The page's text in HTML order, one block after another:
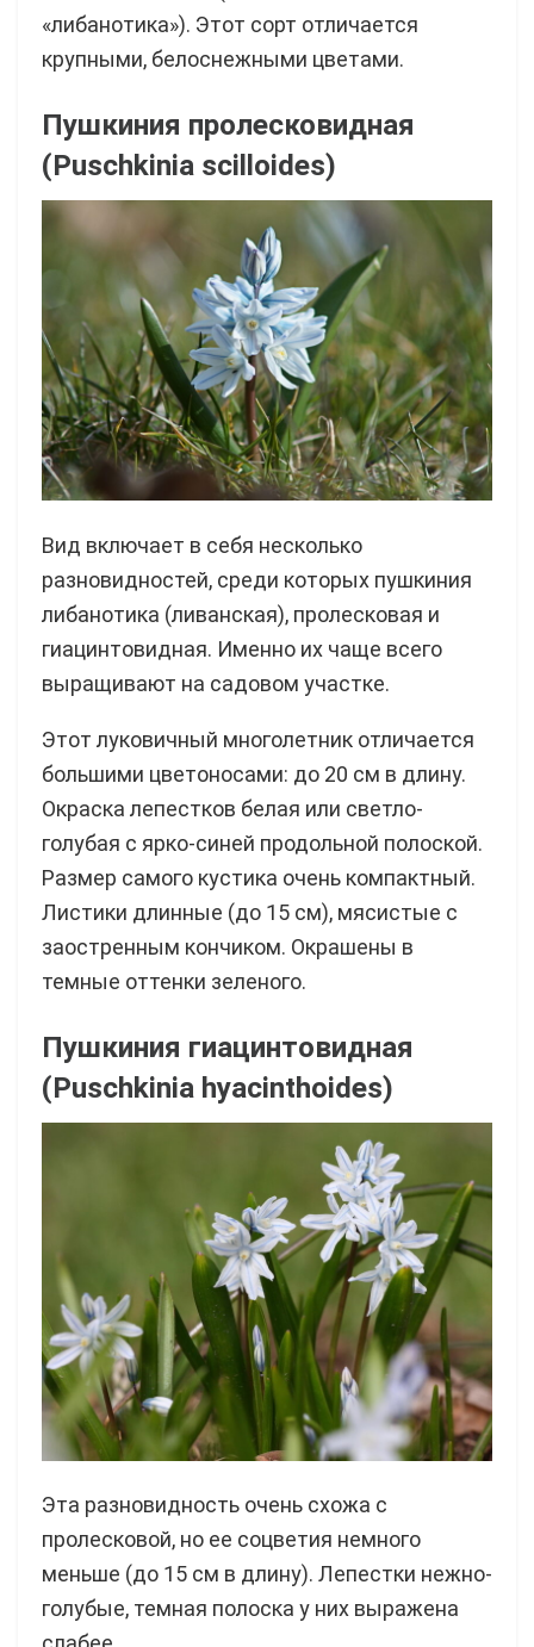
«либанотика»). Этот сорт отличается
крупными, белоснежными цветами.
Пушкиния пролесковидная
(Puschkinia scilloides)
Вид включает в себя несколько
разновидностей, среди которых пушкиния
либанотика (ливанская), пролесковая и
гиацинтовидная. Именно их чаще всего
выращивают на садовом участке.
Этот луковичный многолетник отличается
большими цветоносами: до 20 см в длину.
Окраска лепестков белая или светло-
голубая с ярко-синей продольной полоской.
Размер самого кустика очень компактный.
Листики длинные (до 15 см), мясистые с
заостренным кончиком. Окрашены в
темные оттенки зеленого.
Пушкиния гиацинтовидная
(Puschkinia hyacinthoides)
Эта разновидность очень схожа с
пролесковой, но ее соцветия немного
меньше (до 15 см в длину). Лепестки нежно-
голубые, темная полоска у них выражена